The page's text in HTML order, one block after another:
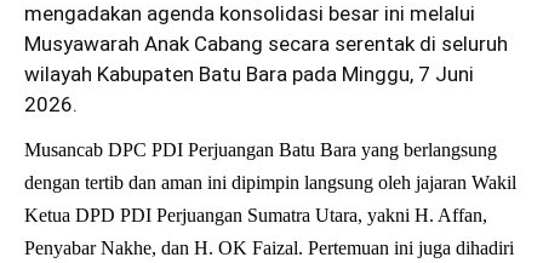
mengadakan agenda konsolidasi besar ini melalui
Musyawarah Anak Cabang secara serentak di seluruh
wilayah Kabupaten Batu Bara pada Minggu, 7 Juni
2026.
Musancab DPC PDI Perjuangan Batu Bara yang berlangsung
dengan tertib dan aman ini dipimpin langsung oleh jajaran Wakil
Ketua DPD PDI Perjuangan Sumatra Utara, yakni H. Affan,
Penyabar Nakhe, dan H. OK Faizal. Pertemuan ini juga dihadiri